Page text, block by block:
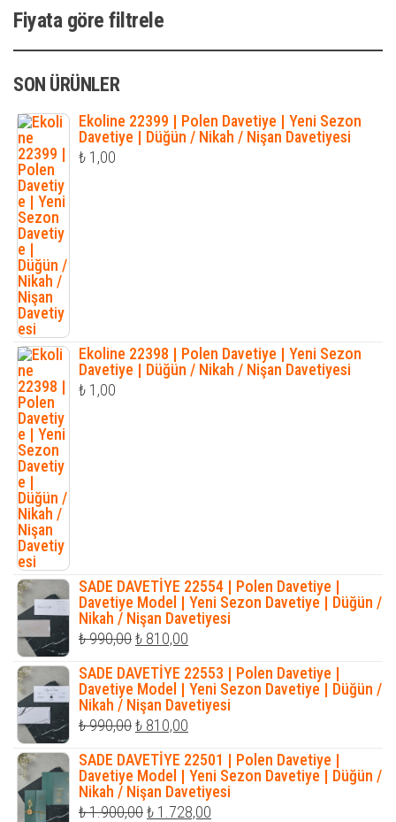
Fiyata göre filtrele
SON ÜRÜNLER
Ekoline 22399 | Polen Davetiye | Yeni Sezon
Davetiye | Düğün / Nikah / Nişan Davetiyesi
₺ 1,00
Ekoline 22398 | Polen Davetiye | Yeni Sezon
Davetiye | Düğün / Nikah / Nişan Davetiyesi
₺ 1,00
SADE DAVETİYE 22554 | Polen Davetiye |
Davetiye Model | Yeni Sezon Davetiye | Düğün /
Nikah / Nişan Davetiyesi
₺990,00Orijinal
fiyat:
₺ 990,00.
₺ 810,00
fiyat:
₺ 810,00.
SADE DAVETİYE 22553 | Polen Davetiye |
Davetiye Model | Yeni Sezon Davetiye | Düğün /
Nikah / Nişan Davetiyesi
₺990,00Orijinal
fiyat:
₺ 990,00.
₺ 810,00
fiyat:
₺ 810,00.
SADE DAVETİYE 22501 | Polen Davetiye |
Davetiye Model | Yeni Sezon Davetiye | Düğün /
Nikah / Nişan Davetiyesi
₺1.900,00Orijinal
₺ 1.728,00